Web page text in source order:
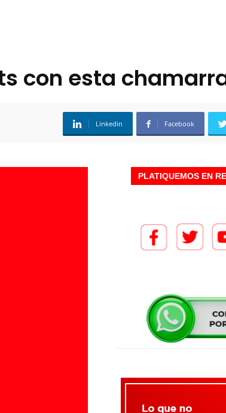
con esta
Linkedin Facebook
PLATIQUEMOS EN